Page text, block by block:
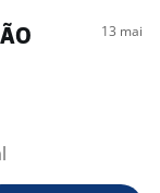
13 mai